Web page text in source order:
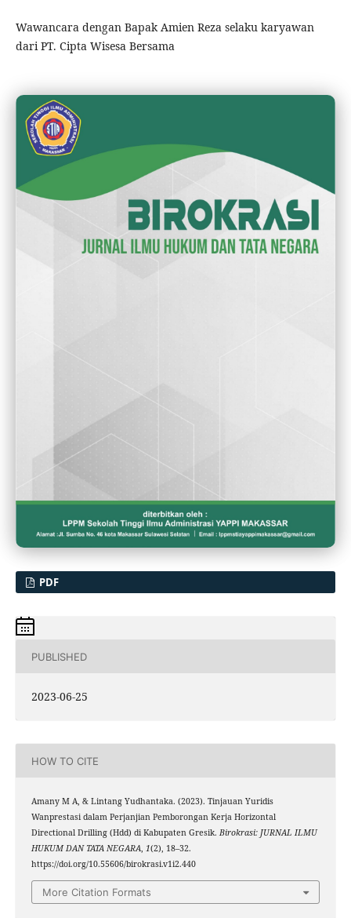
Wawancara dengan Bapak Amien Reza selaku karyawan
dari PT. Cipta Wisesa Bersama
PDF
PUBLISHED
2023-06-25
HOW TO CITE
Amany M A, & Lintang Yudhantaka. (2023). Tinjauan Yuridis
Wanprestasi dalam Perjanjian Pemborongan Kerja Horizontal
Directional Drilling (Hdd) di Kabupaten Gresik. Birokrasi: JURNAL ILMU
HUKUM DAN TATA NEGARA, 1(2), 18–32.
https://doi.org/10.55606/birokrasi.v1i2.440
More Citation Formats